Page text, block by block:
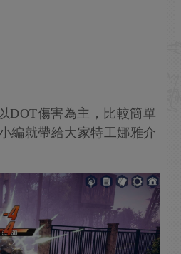
DOT傷害為主，比較簡單
編就帶給大家特工娜雅介